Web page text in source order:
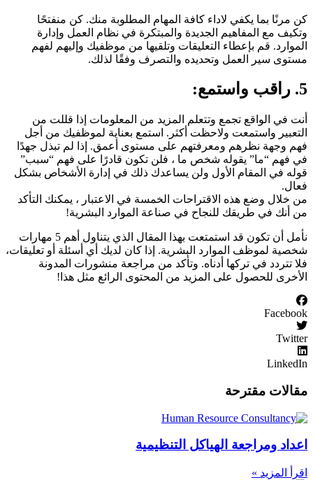
كن مرنًا بما يكفي لاداء كافة المهام المطلوبة منك. كن منفتحًا
وتكيف مع المفاهيم الجديدة والمبتكرة في نظام العمل وإدارة
الموارد. قم بإعطاء التعليقات وتلقيها من موظفيك وإليهم لفهم
مستوى سير العمل وتحديده والتصرف وفقًا لذلك.
5. راقب واستمع:
أنت في الواقع تجمع وتتعلم المزيد من المعلومات إذا قللت من
التعبير واستمعت ولاحظت أكثر. استمع بعناية لموظفيك من أجل
فهم وجهة نظرهم ومعرفتهم على مستوى أعمق. إذا لم تبذل جهدًا
في فهم “ما” يقوله شخص ما ، فلن تكون قادرًا على فهم “سبب”
قوله في المقام الأول ولن يساعدك ذلك في إدارة الأشخاص بشكل
فعال.
من خلال وضع هذه الاقتراحات الخمسة في الاعتبار ، يمكنك التأكد
من أنك في طريقك للنجاح في صناعة الموارد البشرية!
نأمل أن تكون قد استمتعت بهذا المقال الذي يتناول أهم 5 مهارات
شخصية لموظف الموارد البشرية. إذا كان لديك أي أسئلة أو تعليقات،
فلا تتردد في تركها أدناه. وتأكد من مراجعة منشورات المدونة
الأخرى للحصول على المزيد من المحتوى الرائع مثل هذا!
Facebook
Twitter
LinkedIn
مقالات مقترحة
اعداد ومراجعة الهياكل التنظيمية
اقرأ المزيد »